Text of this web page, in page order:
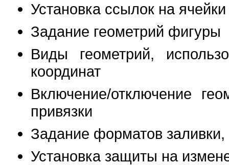
Установка ссылок на
Задание геометрий фигуры
Виды геометрий,
координат
Включение/отключение
привязки
Задание форматов
Установка защиты на